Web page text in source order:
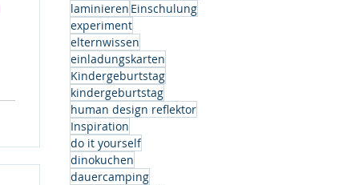
laminieren Einschulung
experiment
elternwissen
einladungskarten
Kindergeburtstag
kindergeburtstag
human design reflektor
Inspiration
do it yourself
dinokuchen
dauercamping